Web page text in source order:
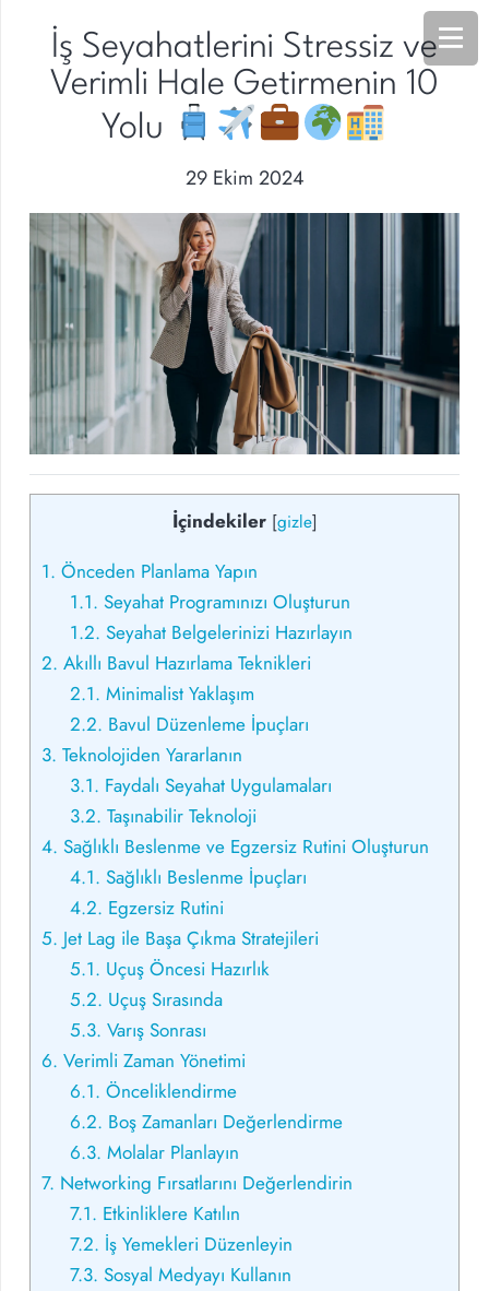
İş Seyahatlerini Stressiz ve
Verimli Hale Getirmenin 10
Yolu
29 Ekim 2024
İçindekiler [gizle]
1. Önceden Planlama Yapın
1.1. Seyahat Programınızı Oluşturun
1.2. Seyahat Belgelerinizi Hazırlayın
2. Akıllı Bavul Hazırlama Teknikleri
2.1. Minimalist Yaklaşım
2.2. Bavul Düzenleme İpuçları
3. Teknolojiden Yararlanın
3.1. Faydalı Seyahat Uygulamaları
3.2. Taşınabilir Teknoloji
4. Sağlıklı Beslenme ve Egzersiz Rutini Oluşturun
4.1. Sağlıklı Beslenme İpuçları
4.2. Egzersiz Rutini
5. Jet Lag ile Başa Çıkma Stratejileri
5.1. Uçuş Öncesi Hazırlık
5.2. Uçuş Sırasında
5.3. Varış Sonrası
6. Verimli Zaman Yönetimi
6.1. Önceliklendirme
6.2. Boş Zamanları Değerlendirme
6.3. Molalar Planlayın
7. Networking Fırsatlarını Değerlendirin
7.1. Etkinliklere Katılın
7.2. İş Yemekleri Düzenleyin
7.3. Sosyal Medyayı Kullanın